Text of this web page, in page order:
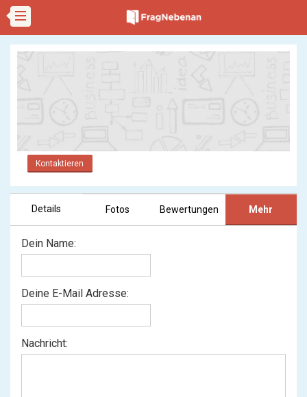
Kontaktieren
Details Fotos Bewertungen Mehr
Dein Name:
Deine E-Mail Adresse:
Nachricht: